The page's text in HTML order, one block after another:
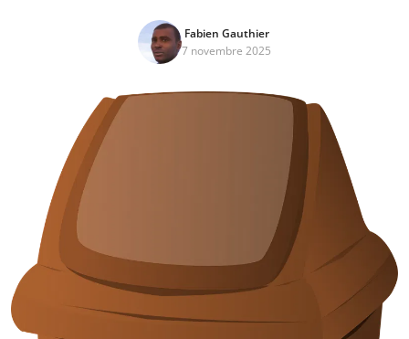
Fabien Gauthier
7 novembre 2025